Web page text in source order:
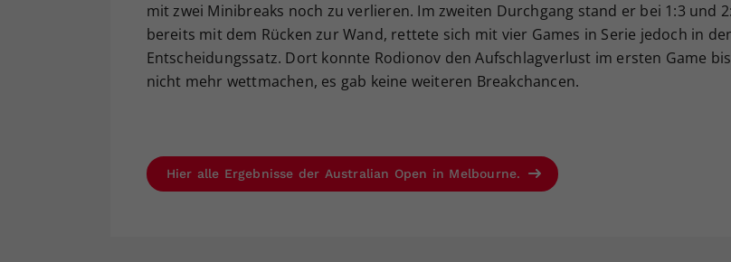
mit zwei Minibreaks noch zu verlieren. Im zweiten Durchgang stand er bei 1:3 und
bereits mit dem Rücken zur Wand, rettete sich mit vier Games in Serie jedoch in
Entscheidungssatz. Dort konnte Rodionov den Aufschlagverlust im ersten Game
nicht mehr wettmachen, es gab keine weiteren Breakchancen.
Hier alle Ergebnisse der Australian Open in Melbourne.